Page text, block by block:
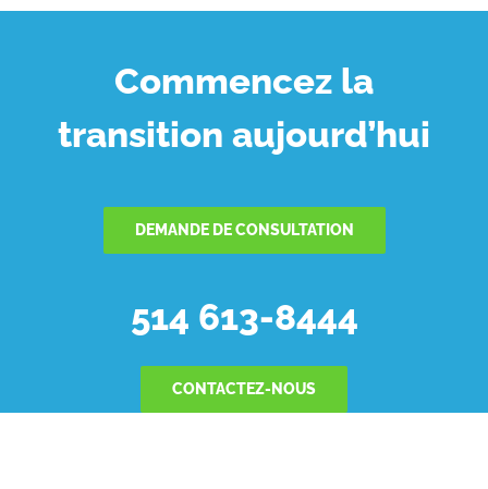
Commencez la
transition aujourd’hui
DEMANDE DE CONSULTATION
514 613-8444
CONTACTEZ-NOUS